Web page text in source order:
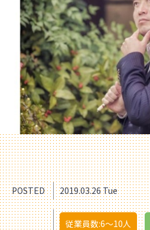
POSTED 2019.03.26 Tue
従業員数:6～10人